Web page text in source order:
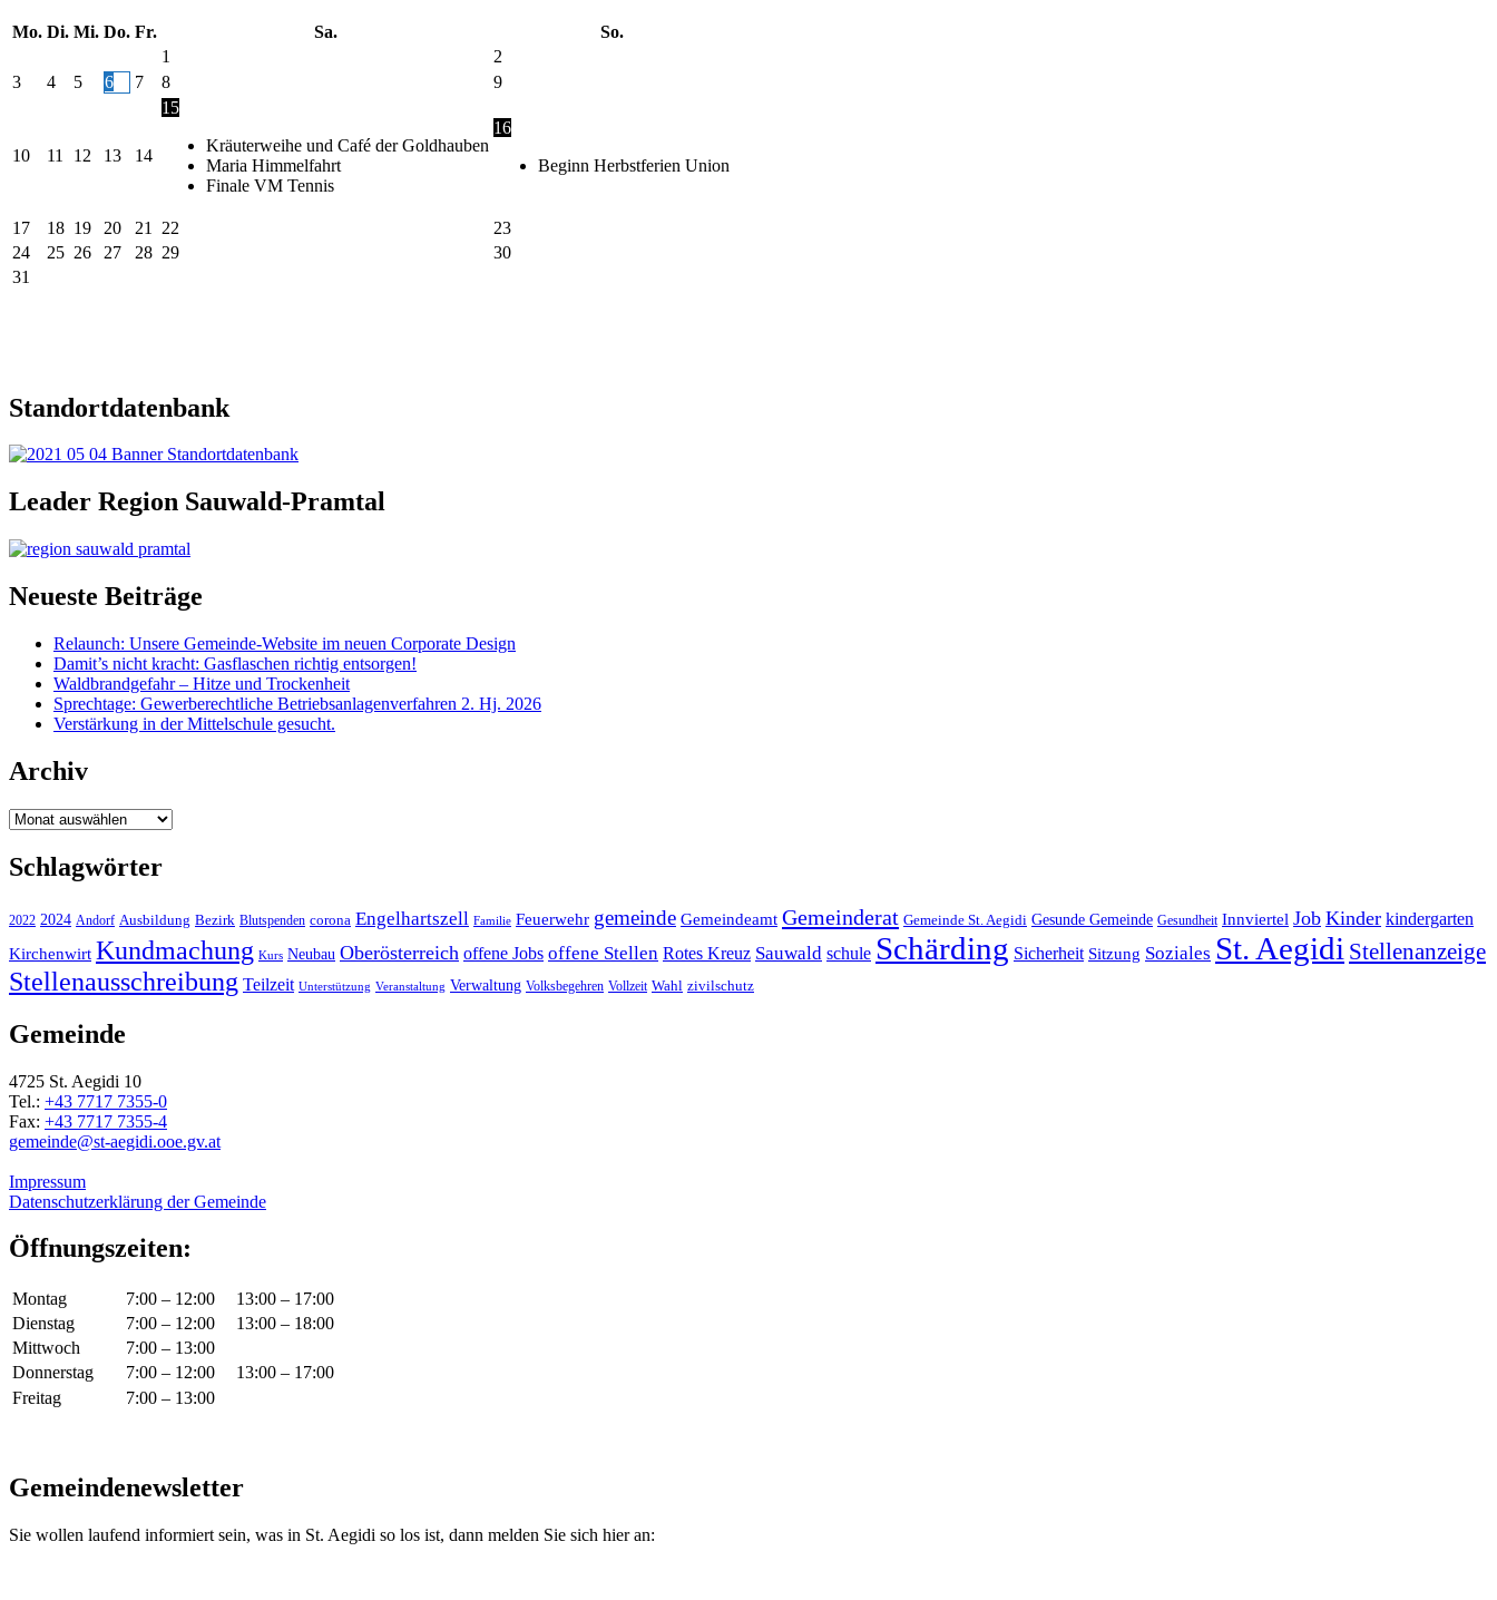
Mo. Di. Mi. Do. Fr. Sa.
So.
1
2
3
4 5 6 7 8 9
10 11 12 13 14
15
Kräuterweihe und Café der Goldhauben
Maria Himmelfahrt
Finale VM Tennis
16
Beginn Herbstferien Union
17 18 19 20 21 22
23
24
25 26 27 28 29
30
31
Standortdatenbank
Leader Region Sauwald-Pramtal
Neueste Beiträge
Relaunch: Unsere Gemeinde-Website im neuen Corporate Design
Damit’s nicht kracht: Gasflaschen richtig entsorgen!
Waldbrandgefahr – Hitze und Trockenheit
Sprechtage: Gewerberechtliche Betriebsanlagenverfahren 2. Hj. 2026
Verstärkung in der Mittelschule gesucht.
Archiv
Archiv
Schlagwörter
2022 2024 Andorf Ausbildung Bezirk Blutspenden corona Engelhartszell Familie Feuerwehr gemeinde Gemeindeamt Gemeinderat Gemeinde St. Aegidi Gesunde Gemeinde Gesundheit Innviertel Job Kinder kindergarten
Kirchenwirt Kundmachung Kurs Neubau Oberösterreich offene Jobs offene Stellen Rotes Kreuz Sauwald schule Schärding Sicherheit Sitzung Soziales St. Aegidi Stellenanzeige
Stellenausschreibung Teilzeit Unterstützung Veranstaltung Verwaltung Volksbegehren Vollzeit Wahl zivilschutz
Gemeinde
4725 St. Aegidi 10
Tel.: +43 7717 7355-0
Fax: +43 7717 7355-4
gemeinde@st-aegidi.ooe.gv.at
Impressum
Datenschutzerklärung der Gemeinde
Öffnungszeiten:
Montag 7:00 – 12:00
13:00 – 17:00
Dienstag
7:00 – 12:00
13:00 – 18:00
Mittwoch
7:00 – 13:00
Donnerstag
7:00 – 12:00
13:00 – 17:00
Freitag
7:00 – 13:00
Gemeindenewsletter
Sie wollen laufend informiert sein, was in St. Aegidi so los ist, dann melden Sie sich hier an: